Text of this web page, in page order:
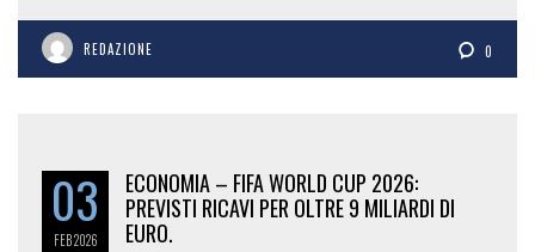
REDAZIONE 0
03
FEB2026
ECONOMIA – FIFA WORLD CUP 2026:
PREVISTI RICAVI PER OLTRE 9 MILIARDI DI
EURO.